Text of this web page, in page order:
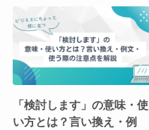
「検討します」の意味・使
い方とは？言い換え・例